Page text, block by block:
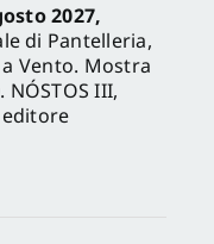
2027,
di Pantelleria,
Vento. Mostra
NÓSTOS III,